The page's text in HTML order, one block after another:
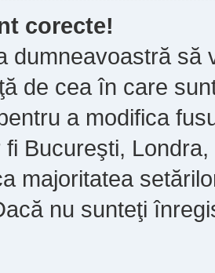
corecte!
dumneavoastră să
de cea în care
a modifica
fi Bucureşti,
majoritatea
nu sunteţi